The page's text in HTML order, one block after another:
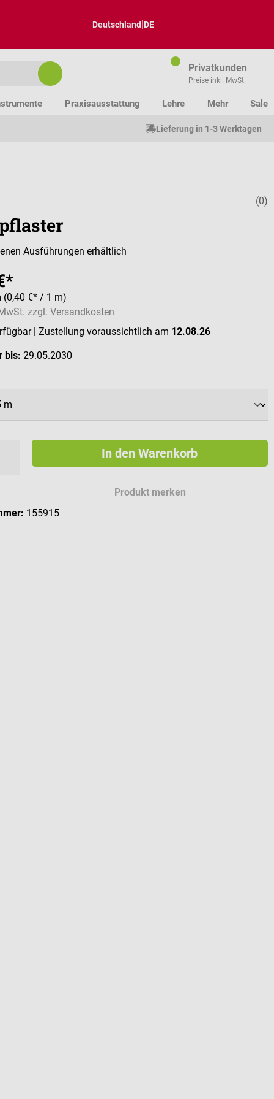
Deutschland|DE
Privatkunden
Preise inkl. MwSt.
Praxisausstattung Lehre Mehr Sale
Lieferung in 1-3 Werktagen
(0)
Ausführungen erhältlich
(0,40 €* / 1 m)
zzgl. Versandkosten
| Zustellung voraussichtlich am 12.08.26
bis: 29.05.2030
In den Warenkorb
Produkt merken
155915